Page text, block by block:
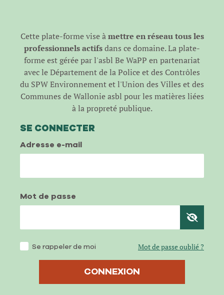
Cette plate-forme vise àmettre en réseau tous les
professionnels actifsdans ce domaine. La plate-
forme est gérée par l'asbl Be WaPP en partenariat
avec le Département de la Police et des Contrôles
du SPW Environnement et l'Union des Villes et des
Communes de Wallonie asbl pour les matières liées
à la propreté publique.
SE CONNECTER
Adresse e-mail
Mot de passe
Se rappeler de moi Mot de passe oublié ?
CONNEXION